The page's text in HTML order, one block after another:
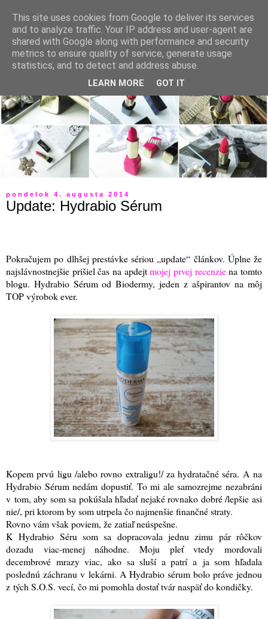
pondelok 4. augusta 2014
Update: Hydrabio Sérum
Pokračujem po dlhšej prestávke sériou „update“ článkov. Úplne že
najslávnostnejšie prišiel čas na apdejtmojej prvej recenziena tomto
blogu. Hydrabio Sérum od Biodermy, jeden z ašpirantov na môj
TOP výrobok ever.
Kopem prvú ligu /alebo rovno extraligu!/ za hydratačné séra. A na
Hydrabio Sérum nedám dopustiť. To mi ale samozrejme nezabráni
v tom, aby som sa pokúšala hľadať nejaké rovnako dobré /lepšie asi
nie/, pri ktorom by som utrpela čo najmenšie finančné straty.
Rovno vám však poviem, že zatiaľ neúspešne.
K Hydrabio Séru som sa dopracovala jednu zimu pár rôčkov
dozadu viac-menej náhodne. Moju pleť vtedy mordovali
decembrové mrazy viac, ako sa sluší a patrí a ja som hľadala
poslednú záchranu v lekárni. A Hydrabio sérum bolo práve jednou
z tých S.O.S. vecí, čo mi pomohla dostať tvár naspäť do kondičky.
This site uses cookies from Google to deliver its services
and to analyze traffic. Your IP address and user-agent are
shared with Google along with performance and security
metrics to ensure quality of service, generate usage
statistics, and to detect and address abuse.
LEARN MORE GOT IT